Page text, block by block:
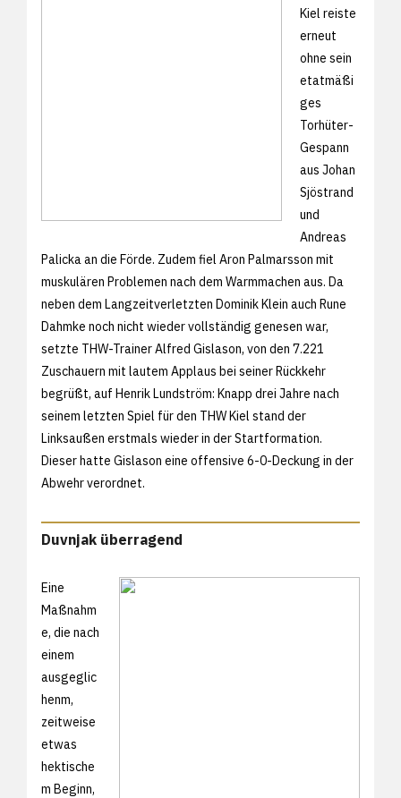
Kiel reiste
erneut
ohne sein
etatmäßi
ges
Torhüter-
Gespann
aus Johan
Sjöstrand
und
Andreas
Palicka an die Förde. Zudem fiel Aron Palmarsson mit
muskulären Problemen nach dem Warmmachen aus. Da
neben dem Langzeitverletzten Dominik Klein auch Rune
Dahmke noch nicht wieder vollständig genesen war,
setzte THW-Trainer Alfred Gislason, von den 7.221
Zuschauern mit lautem Applaus bei seiner Rückkehr
begrüßt, auf Henrik Lundström: Knapp drei Jahre nach
seinem letzten Spiel für den THW Kiel stand der
Linksaußen erstmals wieder in der Startformation.
Dieser hatte Gislason eine offensive 6-0-Deckung in der
Abwehr verordnet.
Duvnjak überragend
Eine
Maßnahm
e, die nach
einem
ausgeglic
henm,
zeitweise
etwas
hektische
m Beginn,